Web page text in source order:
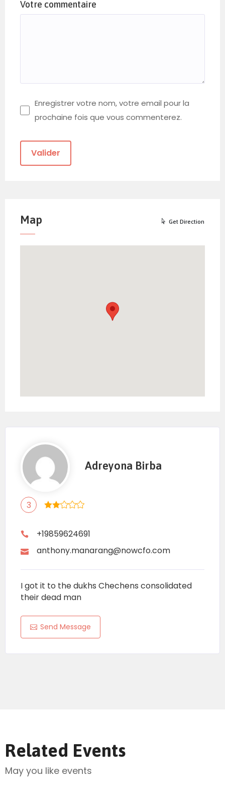
Votre commentaire
Enregistrer votre nom, votre email pour la
prochaine fois que vous commenterez.
Map Get Direction
Adreyona Birba
3
+19859624691
anthony.manarang@nowcfo.com
I got it to the dukhs Chechens consolidated
their dead man
Send Message
Related Events
May you like events